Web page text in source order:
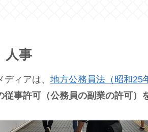
人事
ディアは、 地方公務員法（昭和25
従事許可（公務員の副業の許可）